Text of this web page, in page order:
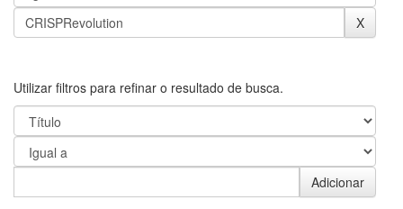
Utilizar filtros para refinar o resultado de busca.